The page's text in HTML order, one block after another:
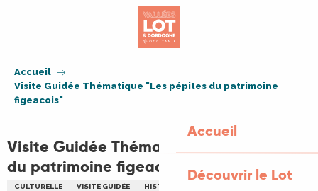
Accueil
Découvrir le Lot
Accueil
Visite Guidée Thématique "Les pépites du patrimoine
figeacois"
Visite Guidée Thématique "Les pépites
du patrimoine figeacois"
CULTURELLE VISITE GUIDÉE HISTORIQUE